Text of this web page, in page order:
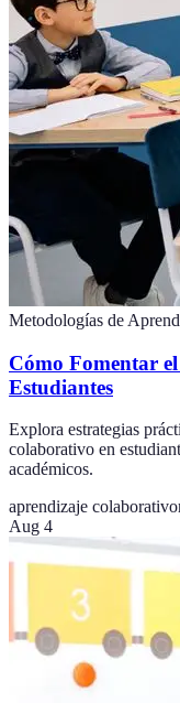
Metodologías de
Cómo Fomentar
Estudiantes
Explora estrategias
colaborativo en
académicos.
aprendizaje colaborativo
Aug 4